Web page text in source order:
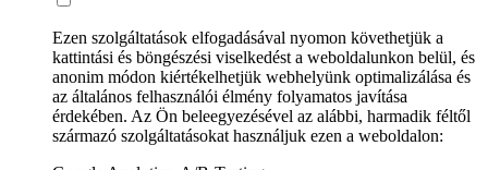
Ezen szolgáltatások elfogadásával nyomon követhetjük a
kattintási és böngészési viselkedést a weboldalunkon belül, és
anonim módon kiértékelhetjük webhelyünk optimalizálása és
az általános felhasználói élmény folyamatos javítása
érdekében. Az Ön beleegyezésével az alábbi, harmadik féltől
származó szolgáltatásokat használjuk ezen a weboldalon: